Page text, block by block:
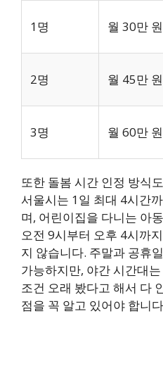
1명 월 30만 원
2명 월 45만 원
3명 월 60만 원
또한 돌봄 시간 인정 방식
서울시는 1일 최대 4시간
며, 어린이집을 다니는 아
오전 9시부터 오후 4시까
지 않습니다. 주말과 공휴
가능하지만, 야간 시간대
조건 오래 봤다고 해서 다
점을 꼭 알고 있어야 합니